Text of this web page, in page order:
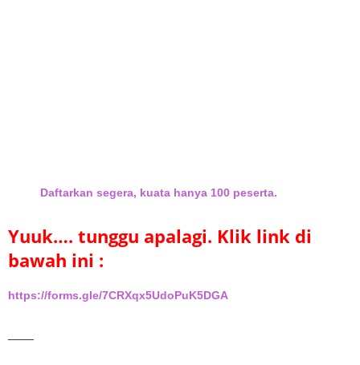
Daftarkan segera, kuata hanya 100 peserta.
Yuuk…. tunggu apalagi. Klik link di
bawah ini :
https://forms.gle/7CRXqx5UdoPuK5DGA